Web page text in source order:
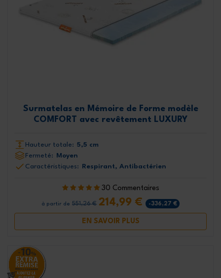
Surmatelas en Mémoire de Forme modèle
COMFORT avec revêtement LUXURY
Hauteur totale: 5,5 cm
Fermeté: Moyen
Caractéristiques: Respirant, Antibactérien
30 Commentaires
à partir de 551,26 € 214,99 € -336,27 €
EN SAVOIR PLUS